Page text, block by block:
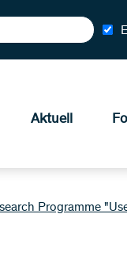
Aktuell
Programme